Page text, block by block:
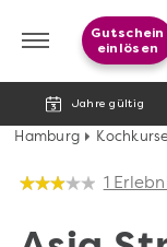
Jahre gültig
Gutschein
einlösen
Hamburg
1